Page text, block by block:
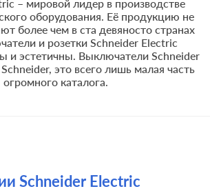
– мировой лидер в производстве
оборудования. Её продукцию не
более чем в ста девяносто странах
и розетки Schneider Electric
и эстетичны. Выключатели Schneider
это всего лишь малая часть
огромного каталога.
Schneider Electric